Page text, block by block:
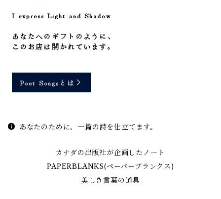
I express Light and Shadow
あなたへのギフトのように、
このお店は開かれています。
Poet Songsとは
あなたのために、一篇の詩を仕立てます。
カナダの出版社が企画したノート
PAPERBLANKS(ペーパーブランクス)
美しき言葉の道具